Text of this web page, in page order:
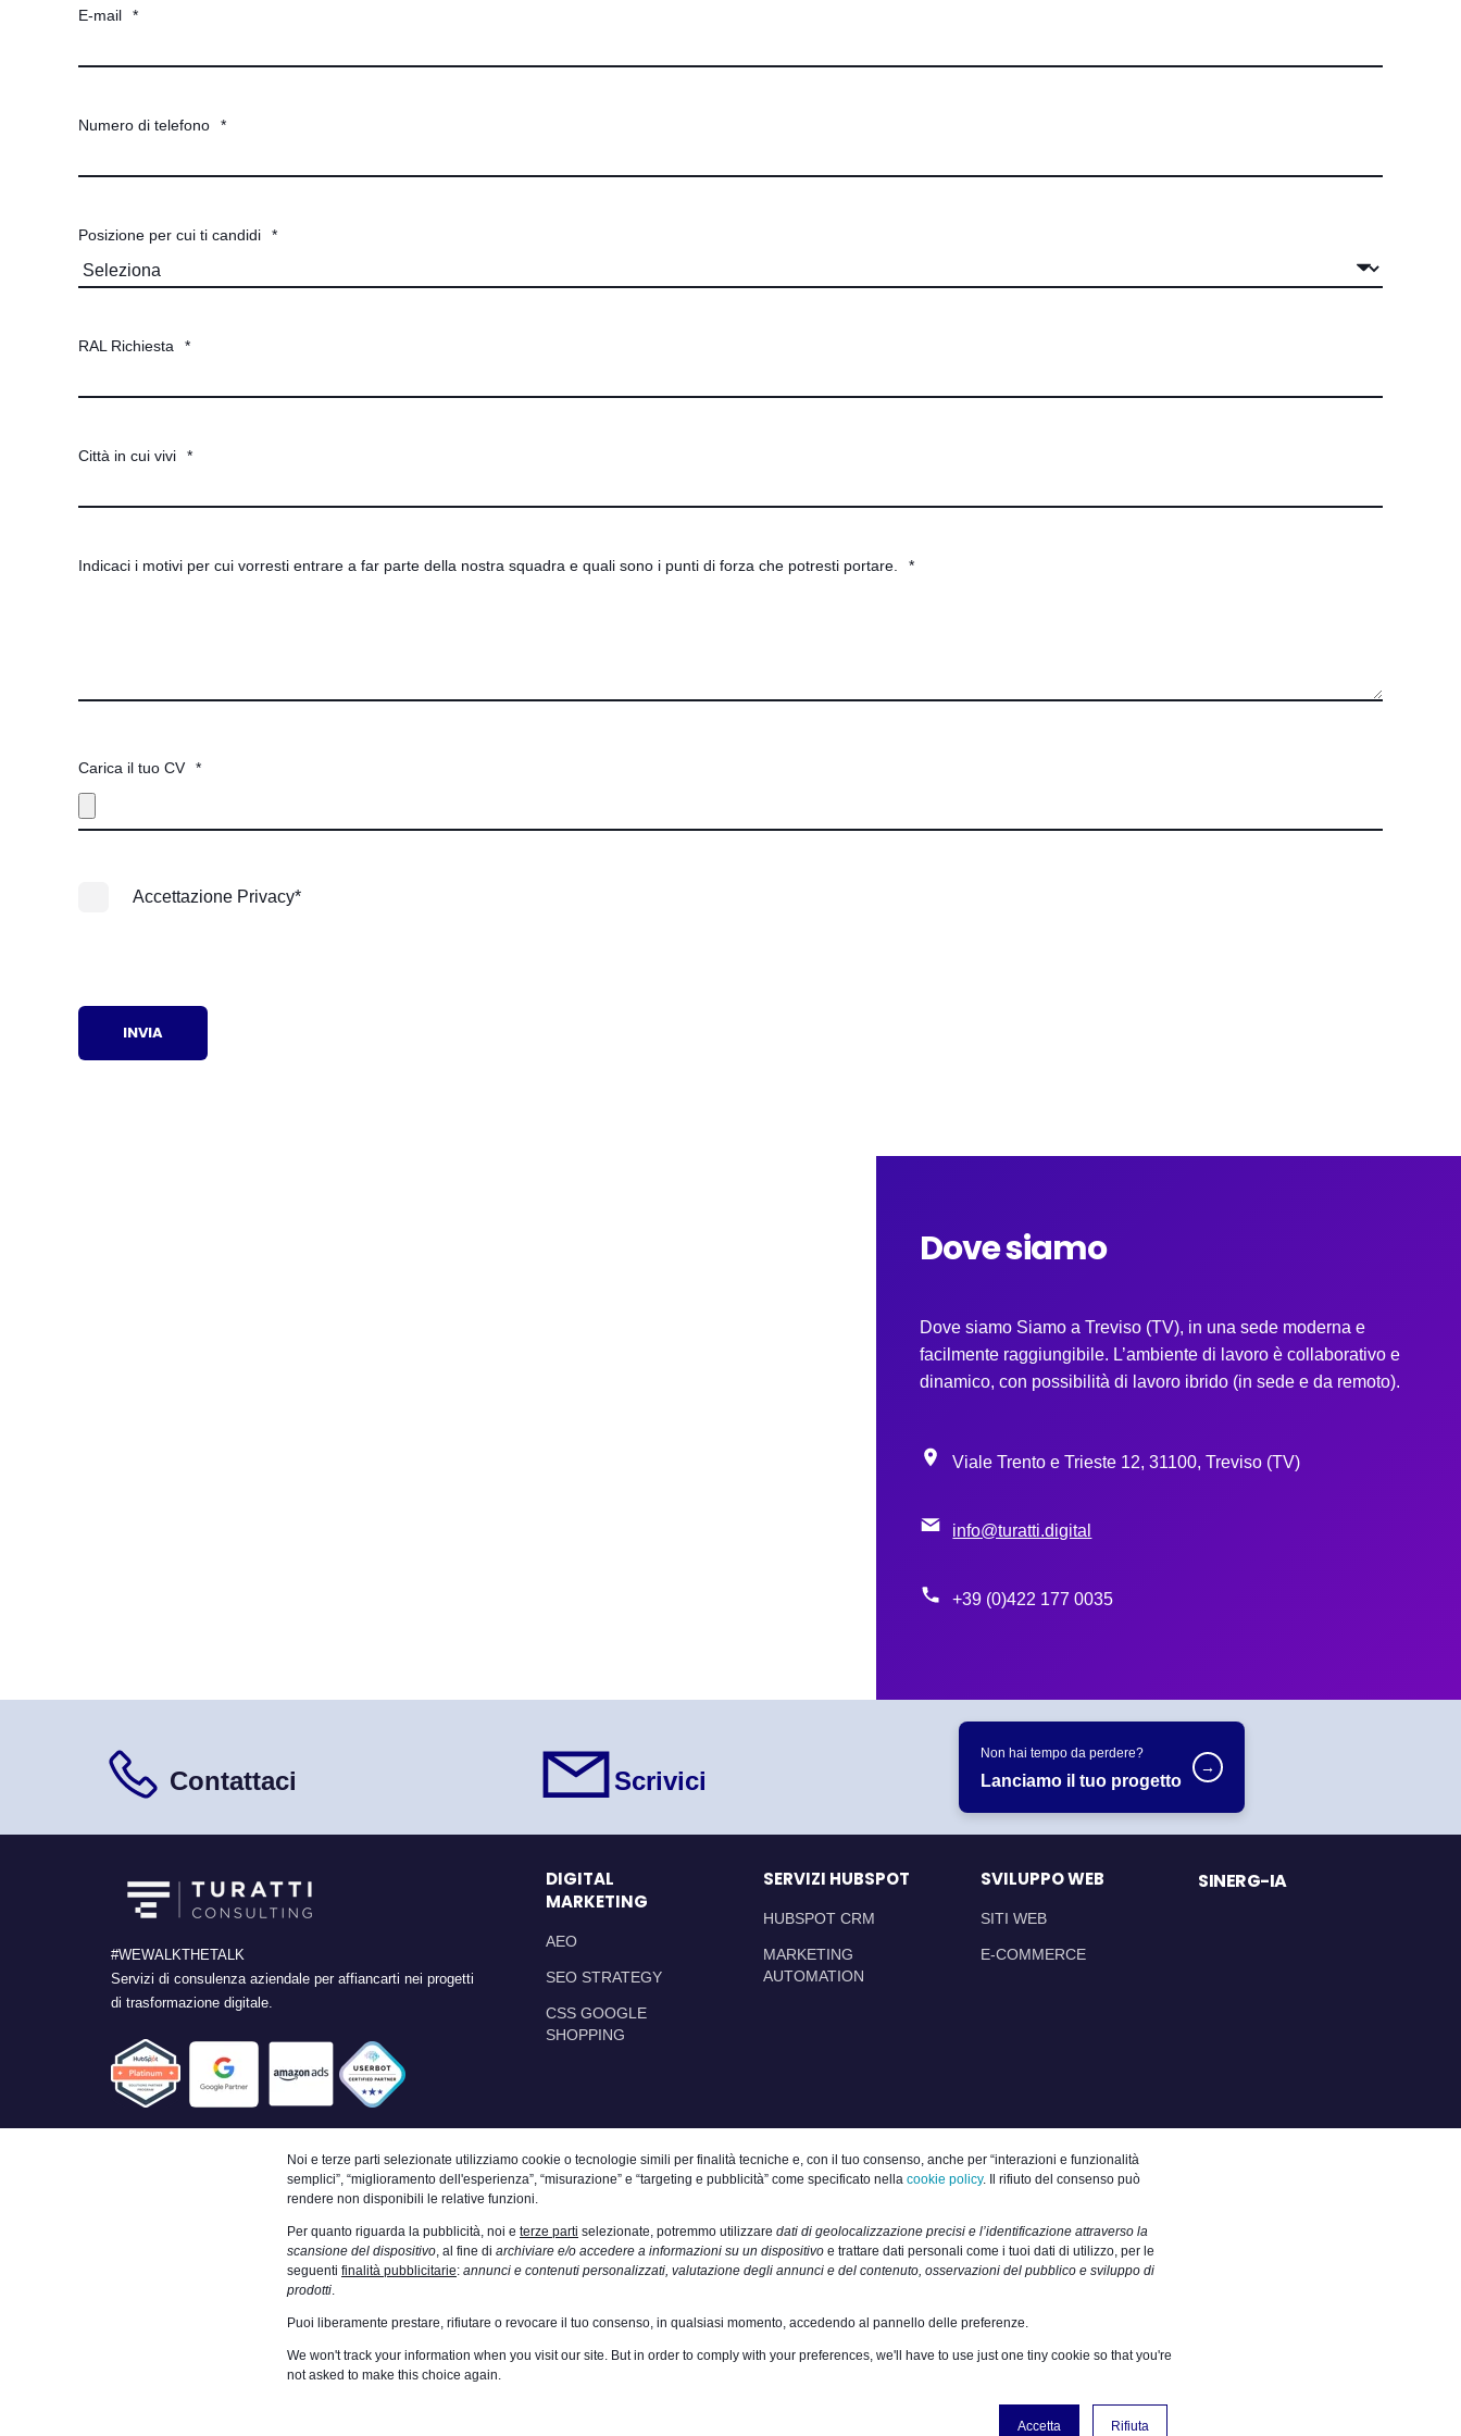
Noi e terze parti selezionate utilizziamo cookie o tecnologie simili per finalità tecniche e, con il tuo consenso, anche per “interazioni e funzionalità
semplici”, “miglioramento dell'esperienza”, “misurazione” e “targeting e pubblicità” come specificato nella cookie policy. Il rifiuto del consenso può
rendere non disponibili le relative funzioni.
Per quanto riguarda la pubblicità, noi e terze parti selezionate, potremmo utilizzare dati di geolocalizzazione precisi e l’identificazione attraverso la
scansione del dispositivo, al fine di archiviare e/o accedere a informazioni su un dispositivo e trattare dati personali come i tuoi dati di utilizzo, per le
seguenti finalità pubblicitarie: annunci e contenuti personalizzati, valutazione degli annunci e del contenuto, osservazioni del pubblico e sviluppo di
prodotti.
Puoi liberamente prestare, rifiutare o revocare il tuo consenso, in qualsiasi momento, accedendo al pannello delle preferenze.
We won't track your information when you visit our site. But in order to comply with your preferences, we'll have to use just one tiny cookie so that you're
not asked to make this choice again.
Accetta Rifiuta
E-mail *
Numero di telefono *
Posizione per cui ti candidi *
RAL Richiesta *
Città in cui vivi *
Indicaci i motivi per cui vorresti entrare a far parte della nostra squadra e quali sono i punti di forza che potresti portare. *
Carica il tuo CV *
Accettazione Privacy*
Dove siamo
Dove siamo Siamo a Treviso (TV), in una sede moderna e
facilmente raggiungibile. L’ambiente di lavoro è collaborativo e
dinamico, con possibilità di lavoro ibrido (in sede e da remoto).
Viale Trento e Trieste 12, 31100, Treviso (TV)
info@turatti.digital
+39 (0)422 177 0035
Contattaci Scrivici
Non hai tempo da perdere?
Lanciamo il tuo progetto
→
#WEWALKTHETALK
Servizi di consulenza aziendale per affiancarti nei progetti
di trasformazione digitale.
DIGITAL
MARKETING
AEO
SEO STRATEGY
CSS GOOGLE
SHOPPING
SERVIZI HUBSPOT
HUBSPOT CRM
MARKETING
AUTOMATION
SVILUPPO WEB
SITI WEB
E-COMMERCE
SINERG-IA
TURATTI CONSULTING SRL |